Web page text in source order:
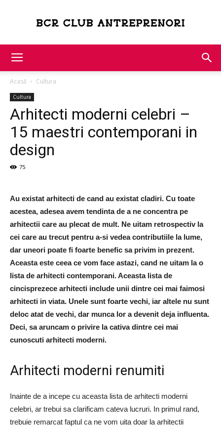
Antreprenori
Acasă Cultura
Cultura
Arhitecti moderni celebri –
15 maestri contemporani in
design
75
Au existat arhitecti de cand au existat cladiri. Cu toate
acestea, adesea avem tendinta de a ne concentra pe
arhitectii care au plecat de mult. Ne uitam retrospectiv la
cei care au trecut pentru a-si vedea contributiile la lume,
dar uneori poate fi foarte benefic sa privim in prezent.
Aceasta este ceea ce vom face astazi, cand ne uitam la o
lista de arhitecti contemporani. Aceasta lista de
cincisprezece arhitecti include unii dintre cei mai faimosi
arhitecti in viata. Unele sunt foarte vechi, iar altele nu sunt
deloc atat de vechi, dar munca lor a devenit deja influenta.
Deci, sa aruncam o privire la cativa dintre cei mai
cunoscuti arhitecti moderni.
Arhitecti moderni renumiti
Inainte de a incepe cu aceasta lista de arhitecti moderni
celebri, ar trebui sa clarificam cateva lucruri. In primul rand,
trebuie remarcat faptul ca ne vom uita doar la arhitectii